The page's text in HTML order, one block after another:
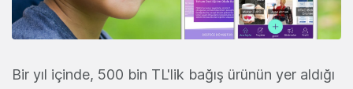
Bir yıl içinde, 500 bin TL'lik bağış ürünün yer aldığı